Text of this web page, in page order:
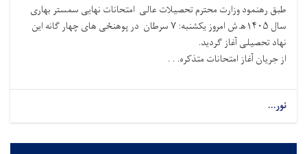
طبق رهنمود وزارت محترم تحصیلات عالی امتحانات نهایی سمستر بهاری
سال ۱۴۰۵ه‍.ش امروز یکشنبه: ۷ سرطان در پوهنځی های چهار گانه این
نهاد تحصیلی آغاز گردید.
از جریان آغاز امتحانات متذکره. . .
نور...